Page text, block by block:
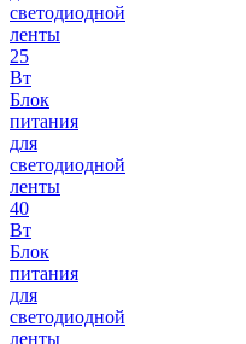
светодиодной
ленты
25
Вт
Блок
питания
для
светодиодной
ленты
40
Вт
Блок
питания
для
светодиодной
ленты